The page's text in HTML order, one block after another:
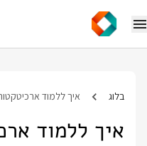
בלוג איך ללמוד
איך ללמוד